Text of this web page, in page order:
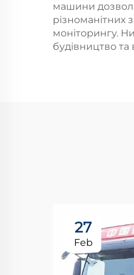
машини
різноманітних
моніторингу.
будівництво та
27
Feb